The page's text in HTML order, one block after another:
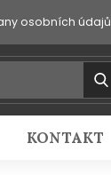
osobních údajů
KONTAKT